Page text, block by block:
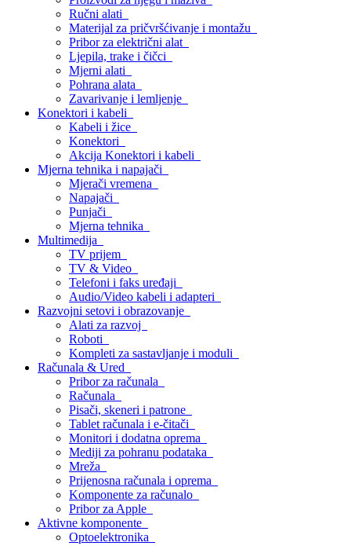
Ručni alati
Materijal za pričvršćivanje i montažu
Pribor za električni alat
Ljepila, trake i čičci
Mjerni alati
Pohrana alata
Zavarivanje i lemljenje
Konektori i kabeli
Kabeli i žice
Konektori
Akcija Konektori i kabeli
Mjerna tehnika i napajači
Mjerači vremena
Napajači
Punjači
Mjerna tehnika
Multimedija
TV prijem
TV & Video
Telefoni i faks uređaji
Audio/Video kabeli i adapteri
Razvojni setovi i obrazovanje
Alati za razvoj
Roboti
Kompleti za sastavljanje i moduli
Računala & Ured
Pribor za računala
Računala
Pisači, skeneri i patrone
Tablet računala i e-čitači
Monitori i dodatna oprema
Mediji za pohranu podataka
Mreža
Prijenosna računala i oprema
Komponente za računalo
Pribor za Apple
Aktivne komponente
Optoelektronika